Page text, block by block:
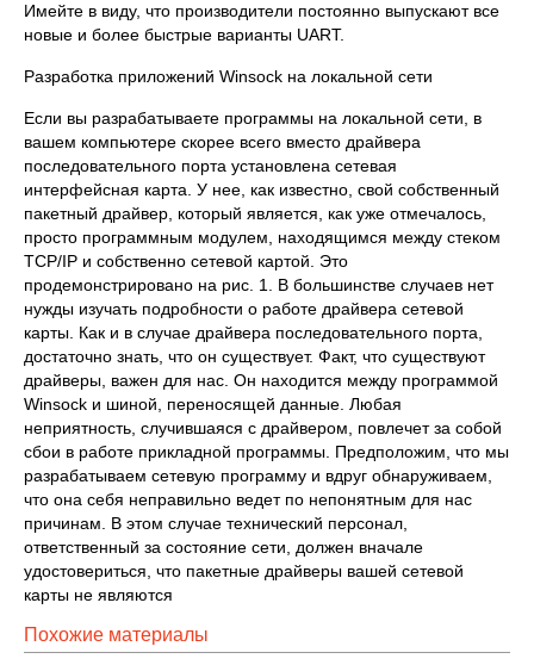
Имейте в виду, что производители постоянно выпускают все
новые и более быстрые варианты UART.
Разработка приложений Winsock на локальной сети
Если вы разрабатываете программы на локальной сети, в
вашем компьютере скорее всего вместо драйвера
последовательного порта установлена сетевая
интерфейсная карта. У нее, как известно, свой собственный
пакетный драйвер, который является, как уже отмечалось,
просто программным модулем, находящимся между стеком
TCP/IP и собственно сетевой картой. Это
продемонстрировано на рис. 1. В большинстве случаев нет
нужды изучать подробности о работе драйвера сетевой
карты. Как и в случае драйвера последовательного порта,
достаточно знать, что он существует. Факт, что существуют
драйверы, важен для нас. Он находится между программой
Winsock и шиной, переносящей данные. Любая
неприятность, случившаяся с драйвером, повлечет за собой
сбои в работе прикладной программы. Предположим, что мы
разрабатываем сетевую программу и вдруг обнаруживаем,
что она себя неправильно ведет по непонятным для нас
причинам. В этом случае технический персонал,
ответственный за состояние сети, должен вначале
удостовериться, что пакетные драйверы вашей сетевой
карты не являются
Похожие материалы